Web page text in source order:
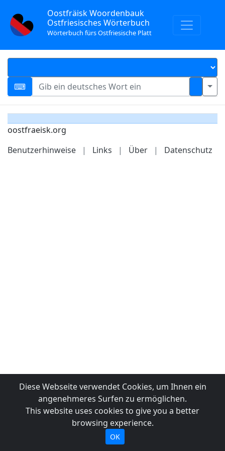
Oostfräisk Woordenbauk
Ostfriesisches Wörterbuch
Wörterbuch fürs Ostfriesische Platt
oostfraeisk.org
Benutzerhinweise
| Links | Über | Datenschutz
Diese Webseite verwendet Cookies, um Ihnen ein
angenehmeres Surfen zu ermöglichen.
This website uses cookies to give you a better
browsing experience.
OK